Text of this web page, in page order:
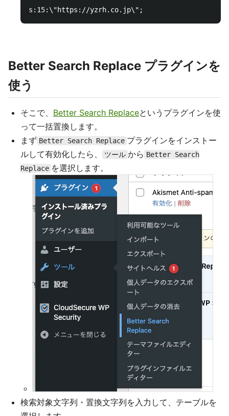
Better Search Replace プラグインを
使う
そこで、 Better Search Replaceというプラグインを使
って一括置換します。
まず Better Search Replace プラグインをインストー
ルして有効化したら、
ツール から Better Search
Replace を選択します。
検索対象文字列・置換文字列を入力して、テーブルを